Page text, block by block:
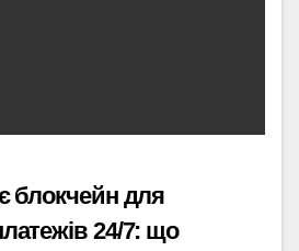
блокчейн для
24/7: що